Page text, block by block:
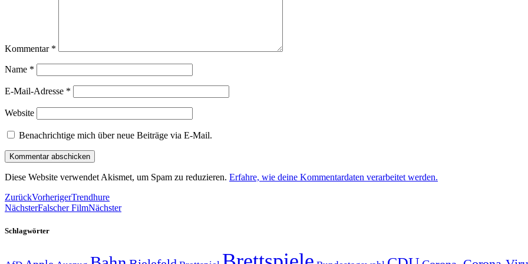
Kommentar *
Name *
E-Mail-Adresse *
Website
Benachrichtige mich über neue Beiträge via E-Mail.
Diese Website verwendet Akismet, um Spam zu reduzieren. Erfahre, wie deine Kommentardaten verarbeitet werden.
ZurückVorherigerTrendhure
NächsterFalscher FilmNächster
Schlagwörter